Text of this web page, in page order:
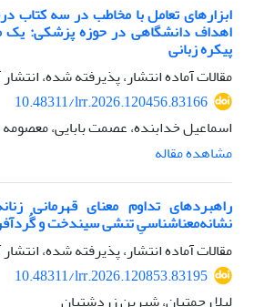
ابزارهای تعامل با مخاطب در سه کتاب
اهداف دانشگاهی در حوزه پزشکی: یک
پیکره زبانی
مقالات آماده انتشار، پذیرفته شده، انتشار
10.48311/lrr.2026.120456.83166
اسماعیل خدابنده، عصمت بابایی،
مشاهده مقاله
راهبردهای تداوم معنای قهرمانی
نشانه‌معناشناسیِ تنشی سیندخت و
مقالات آماده انتشار، پذیرفته شده، انتشار
10.48311/lrr.2026.120853.83195